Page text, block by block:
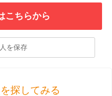
こちらから
探してみる